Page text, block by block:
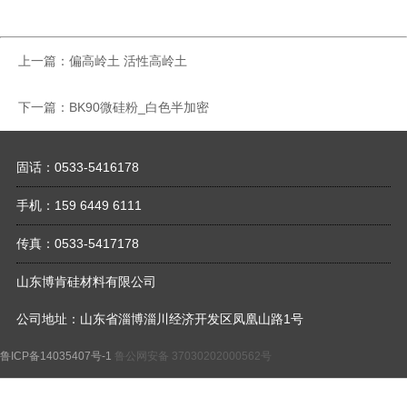
上一篇 ：偏高岭土 活性高岭土
下一篇 ： BK90微硅粉_白色半加密
固话：0533-5416178
手机：159 6449 6111
传真：0533-5417178
山东博肯硅材料有限公司
公司地址：山东省淄博淄川经济开发区凤凰山路1号
鲁ICP备14035407号-1 鲁公网安备 37030202000562号